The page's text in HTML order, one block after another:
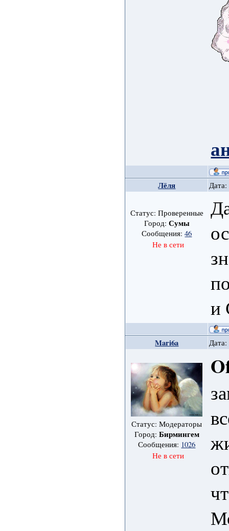
Лёля
Статус: Проверенные
Город: Сумы
Сообщения:46
Не в сети
и
Mari6a
Статус: Модераторы
Город: Бирмингем
Сообщения: 1026
Не в сети